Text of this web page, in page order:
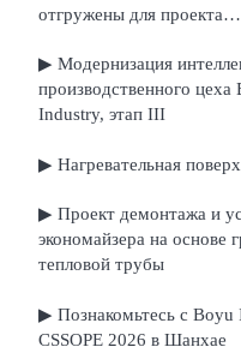
отгружены для проекта
Ираке
▶ Модернизация
производственного
Industry, этап III
▶ Нагревательная
▶ Проект демонтажа и
экономайзера на основе
тепловой трубы
▶ Познакомьтесь с Boyu
CSSOPE 2026 в Шанхае